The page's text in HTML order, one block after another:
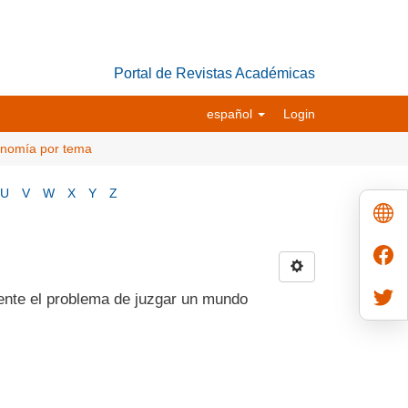
Portal de Revistas Académicas
español Login
por tema
U V W X Y Z
el problema de juzgar un mundo